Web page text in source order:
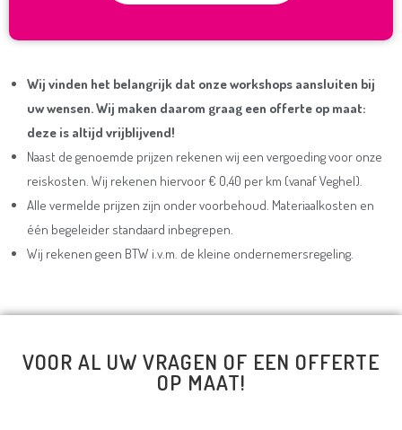
Wij vinden het belangrijk dat onze workshops aansluiten bij
uw wensen. Wij maken daarom graag een offerte op maat:
deze is altijd vrijblijvend!
Naast de genoemde prijzen rekenen wij een vergoeding voor onze
reiskosten. Wij rekenen hiervoor € 0,40 per km (vanaf Veghel).
Alle vermelde prijzen zijn onder voorbehoud. Materiaalkosten en
één begeleider standaard inbegrepen.
Wij rekenen geen BTW i.v.m. de kleine ondernemersregeling.
VOOR AL UW VRAGEN OF EEN OFFERTE
OP MAAT!